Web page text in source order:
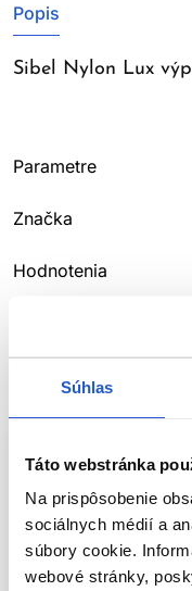
Súhlas
Táto webstránka
Na prispôsobenie
sociálnych médií a
súbory cookie.
webové stránky,
Popis
Sibel Nylon Lux
Parametre
Značka
Hodnotenia